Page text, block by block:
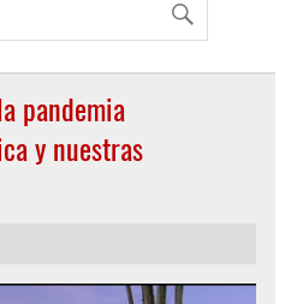
pandemia
y nuestras